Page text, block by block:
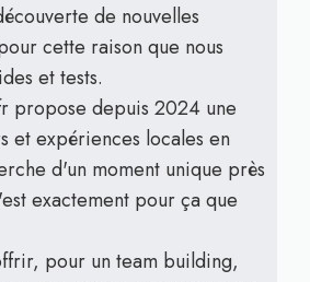
de nouvelles
cette raison que nous
et tests.
propose depuis 2024 une
et expériences locales en
d'un moment unique près
exactement pour ça que
pour un team building,